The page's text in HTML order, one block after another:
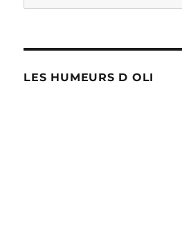
pour :
LES HUMEURS D OLI